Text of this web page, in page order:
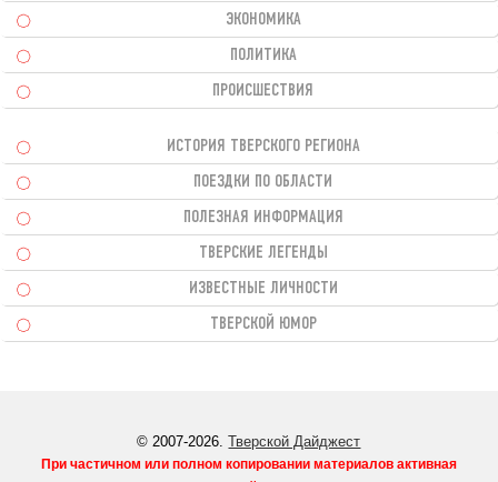
ЭКОНОМИКА
ПОЛИТИКА
ПРОИСШЕСТВИЯ
ИСТОРИЯ ТВЕРСКОГО РЕГИОНА
ПОЕЗДКИ ПО ОБЛАСТИ
ПОЛЕЗНАЯ ИНФОРМАЦИЯ
ТВЕРСКИЕ ЛЕГЕНДЫ
ИЗВЕСТНЫЕ ЛИЧНОСТИ
ТВЕРСКОЙ ЮМОР
© 2007-2026.Тверской Дайджест
При частичном или полном копировании материалов активная